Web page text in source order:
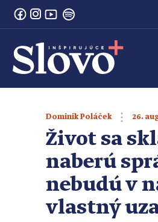
Dominik Poláček 26.
Život sa
naberú
nebudú v
vlastný